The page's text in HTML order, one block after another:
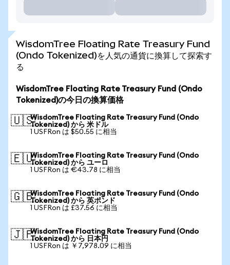
WisdomTree Floating Rate Treasury Fund
(Ondo Tokenized)を人気の通貨に換算して探索す
る
WisdomTree Floating Rate Treasury Fund (Ondo
Tokenized)の今日の換算価格
🇺🇸WisdomTree Floating Rate Treasury Fund (Ondo
Tokenized) から 米ドル
1 USFRon は $50.55 に相当
🇪🇺WisdomTree Floating Rate Treasury Fund (Ondo
Tokenized) から ユーロ
1 USFRon は €43.78 に相当
🇬🇧WisdomTree Floating Rate Treasury Fund (Ondo
Tokenized) から 英ポンド
1 USFRon は £37.56 に相当
🇯🇵WisdomTree Floating Rate Treasury Fund (Ondo
Tokenized) から 日本円
1 USFRon は ￥7,978.09 に相当